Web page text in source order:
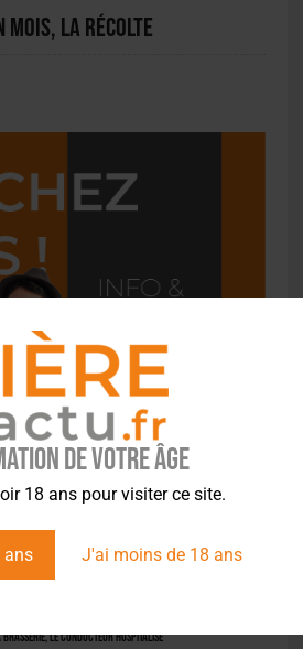
de votre âge
18 ans pour visiter ce site.
ans J'ai moins de 18 ans
mois, la récolte
brasserie, le conducteur hospitalisé